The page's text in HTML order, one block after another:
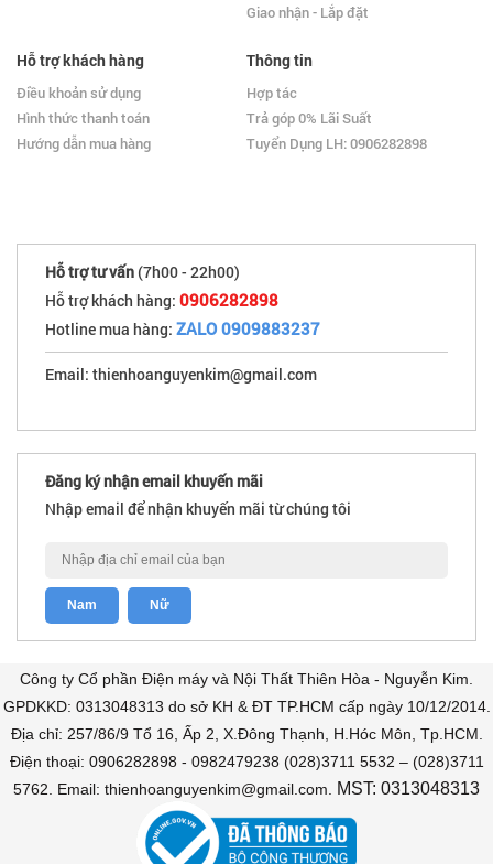
Giao nhận - Lắp đặt
Hỗ trợ khách hàng
Điều khoản sử dụng
Hình thức thanh toán
Hướng dẫn mua hàng
Thông tin
Hợp tác
Trả góp 0% Lãi Suất
Tuyển Dụng LH: 0906282898
Hỗ trợ tư vấn (7h00 - 22h00)
Hỗ trợ khách hàng: 0906282898
Hotline mua hàng: ZALO 0909883237
Email: thienhoanguyenkim@gmail.com
Đăng ký nhận email khuyến mãi
Nhập email để nhận khuyến mãi từ chúng tôi
Công ty Cổ phần Điện máy và Nội Thất Thiên Hòa - Nguyễn Kim.
GPDKKD: 0313048313 do sở KH & ĐT TP.HCM cấp ngày 10/12/2014.
Địa chỉ: 257/86/9 Tổ 16, Ấp 2, X.Đông Thạnh, H.Hóc Môn, Tp.HCM.
Điện thoại: 0906282898 - 0982479238 (028)3711 5532 – (028)3711
5762. Email: thienhoanguyenkim@gmail.com.
MST: 0313048313